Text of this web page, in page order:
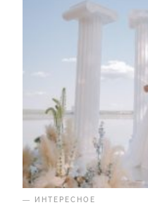
— ИНТЕРЕСНОЕ